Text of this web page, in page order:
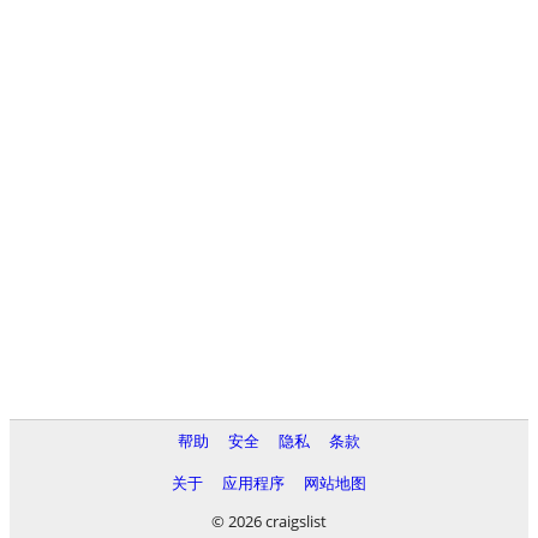
帮助 安全 隐私
条款
关于
应用程序
网站地图
© 2026 craigslist